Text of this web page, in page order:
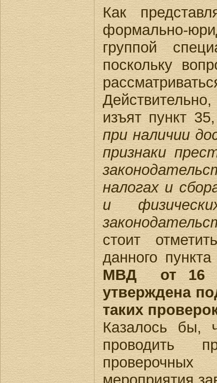
Как
формально-
группой
поскольку
изъят пункт
при наличии
признаки
налогах и
и
стоит
данного
МВД от 16
утверждена
таких
Казалось бы,
проводить